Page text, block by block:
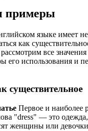
примеры
языке имеет
как
все
его использования и
существительное
Первое и наиболее
"dress" — это
женщины или